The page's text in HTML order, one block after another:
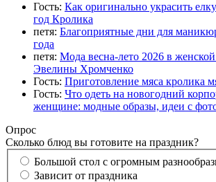
Гость: Как оригинально украсить
год Кролика
петя: Благоприятные дни для
года
петя: Мода весна-лето 2026 в
Эвелины Хромченко
Гость: Приготовление мяса кролика
Гость: Что одеть на новогодний
женщине: модные образы, идеи с
Опрос
Сколько блюд вы готовите на праздник?
Большой стол с огромным
Зависит от праздника